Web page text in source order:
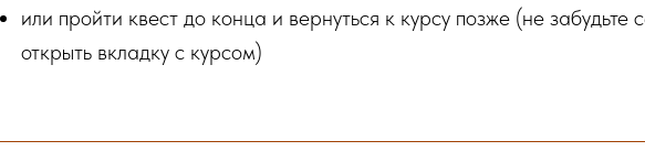
или пройти квест до конца и вернуться к курсу позже (не забудьте
открыть вкладку с курсом)